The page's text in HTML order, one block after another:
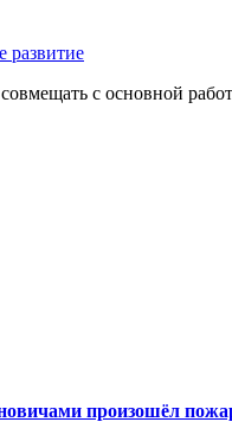
развитие
с основной
произошёл